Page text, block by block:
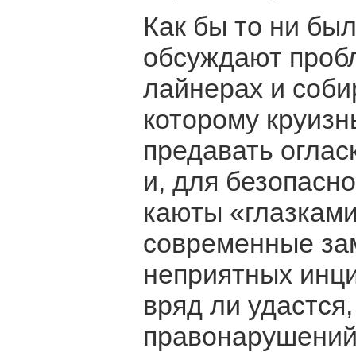
Как бы то ни
обсуждают
лайнерах и
которому
предавать
и, для
каюты
современные
неприятных
вряд ли